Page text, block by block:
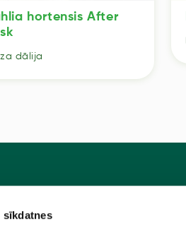
sīkdatnes
hortensis After
dālija